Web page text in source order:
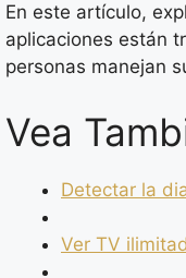
En este artículo,
aplicaciones están
personas manejan
Vea
Detectar la
Ver TV